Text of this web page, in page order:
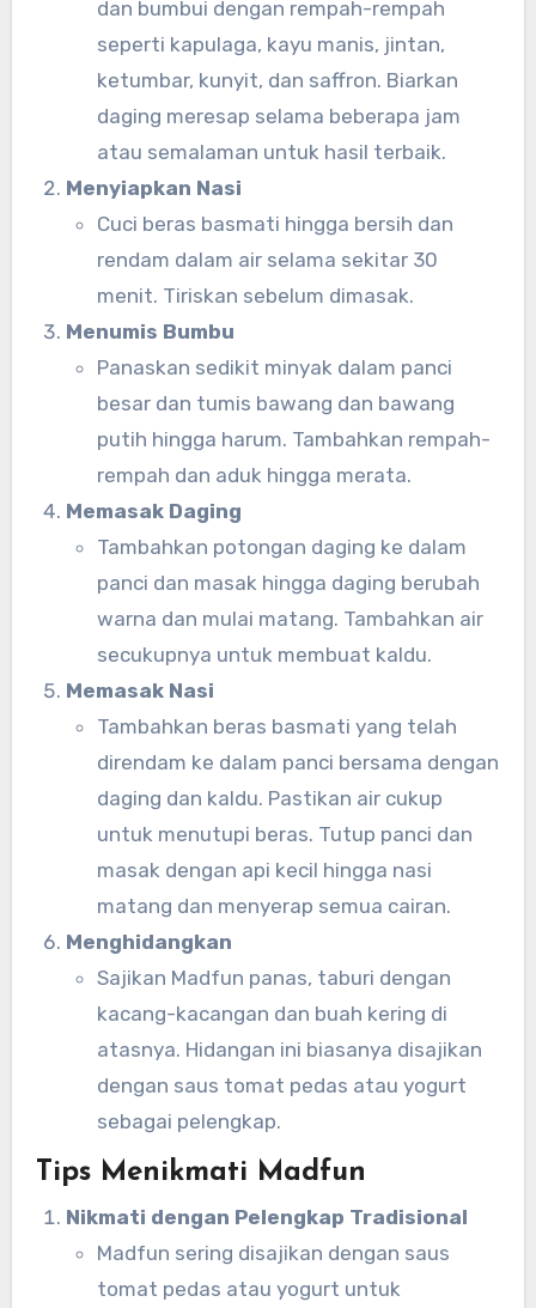
dan bumbui dengan rempah-rempah
seperti kapulaga, kayu manis, jintan,
ketumbar, kunyit, dan saffron. Biarkan
daging meresap selama beberapa jam
atau semalaman untuk hasil terbaik.
Menyiapkan Nasi
Cuci beras basmati hingga bersih dan
rendam dalam air selama sekitar 30
menit. Tiriskan sebelum dimasak.
Menumis Bumbu
Panaskan sedikit minyak dalam panci
besar dan tumis bawang dan bawang
putih hingga harum. Tambahkan rempah-
rempah dan aduk hingga merata.
Memasak Daging
Tambahkan potongan daging ke dalam
panci dan masak hingga daging berubah
warna dan mulai matang. Tambahkan air
secukupnya untuk membuat kaldu.
Memasak Nasi
Tambahkan beras basmati yang telah
direndam ke dalam panci bersama dengan
daging dan kaldu. Pastikan air cukup
untuk menutupi beras. Tutup panci dan
masak dengan api kecil hingga nasi
matang dan menyerap semua cairan.
Menghidangkan
Sajikan Madfun panas, taburi dengan
kacang-kacangan dan buah kering di
atasnya. Hidangan ini biasanya disajikan
dengan saus tomat pedas atau yogurt
sebagai pelengkap.
Tips Menikmati Madfun
Nikmati dengan Pelengkap Tradisional
Madfun sering disajikan dengan saus
tomat pedas atau yogurt untuk